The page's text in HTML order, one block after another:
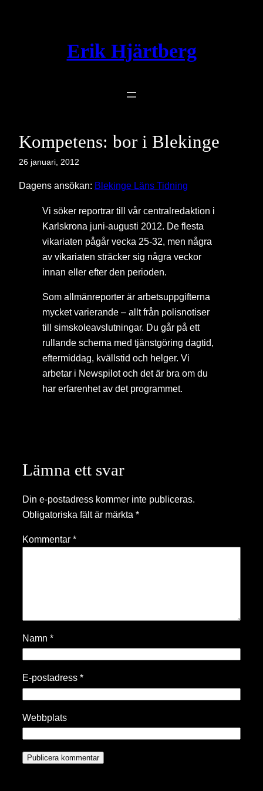
Erik Hjärtberg
Kompetens: bor i Blekinge
26 januari, 2012
Dagens ansökan: Blekinge Läns Tidning
Vi söker reportrar till vår centralredaktion i
Karlskrona juni-augusti 2012. De flesta
vikariaten pågår vecka 25-32, men några
av vikariaten sträcker sig några veckor
innan eller efter den perioden.
Som allmänreporter är arbetsuppgifterna
mycket varierande – allt från polisnotiser
till simskoleavslutningar. Du går på ett
rullande schema med tjänstgöring dagtid,
eftermiddag, kvällstid och helger. Vi
arbetar i Newspilot och det är bra om du
har erfarenhet av det programmet.
Lämna ett svar
Din e-postadress kommer inte publiceras.
Obligatoriska fält är märkta *
Kommentar *
Namn *
E-postadress *
Webbplats